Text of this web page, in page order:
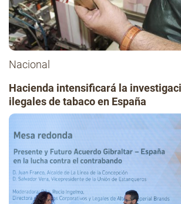
Nacional
Hacienda intensificará la
ilegales de tabaco en España